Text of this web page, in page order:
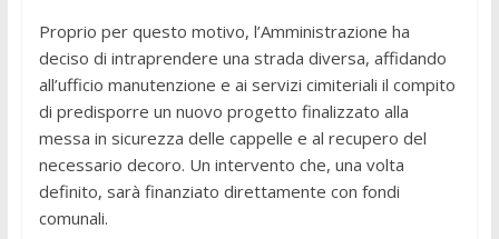
Proprio per questo motivo, l’Amministrazione ha
deciso di intraprendere una strada diversa, affidando
all’ufficio manutenzione e ai servizi cimiteriali il compito
di predisporre un nuovo progetto finalizzato alla
messa in sicurezza delle cappelle e al recupero del
necessario decoro. Un intervento che, una volta
definito, sarà finanziato direttamente con fondi
comunali.